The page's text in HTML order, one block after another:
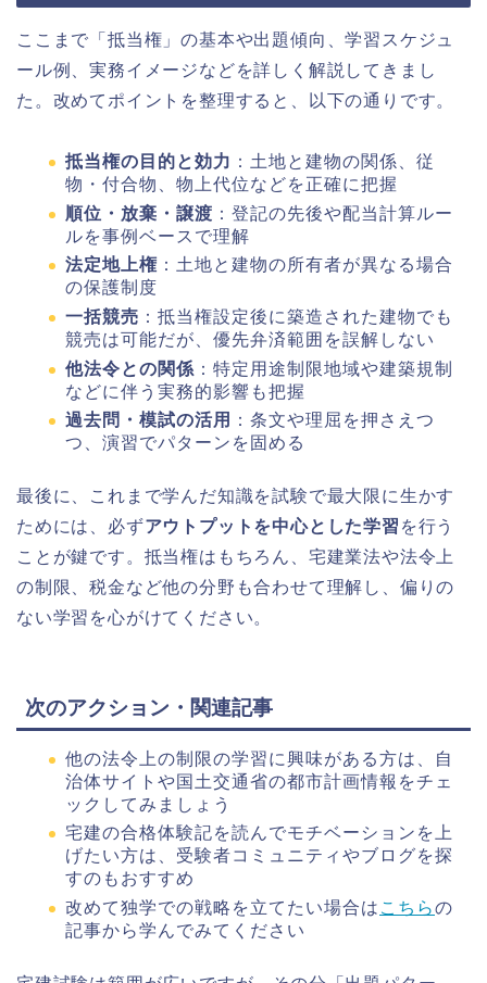
ここまで「抵当権」の基本や出題傾向、学習スケジュ
ール例、実務イメージなどを詳しく解説してきまし
た。改めてポイントを整理すると、以下の通りです。
抵当権の目的と効力 ：土地と建物の関係、従
物・付合物、物上代位などを正確に把握
順位・放棄・譲渡 ：登記の先後や配当計算ルー
ルを事例ベースで理解
法定地上権 ：土地と建物の所有者が異なる場合
の保護制度
一括競売 ：抵当権設定後に築造された建物でも
競売は可能だが、優先弁済範囲を誤解しない
他法令との関係 ：特定用途制限地域や建築規制
などに伴う実務的影響も把握
過去問・模試の活用
：条文や理屈を押さえつ
つ、演習でパターンを固める
最後に、これまで学んだ知識を試験で最大限に生かす
ためには、必ずアウトプットを中心とした学習 を行う
ことが鍵です。抵当権はもちろん、宅建業法や法令上
の制限、税金など他の分野も合わせて理解し、偏りの
ない学習を心がけてください。
次のアクション・関連記事
他の法令上の制限の学習に興味がある方は、自
治体サイトや国土交通省の都市計画情報をチェ
ックしてみましょう
宅建の合格体験記を読んでモチベーションを上
げたい方は、受験者コミュニティやブログを探
すのもおすすめ
改めて独学での戦略を立てたい場合は こちらの
記事から学んでみてください